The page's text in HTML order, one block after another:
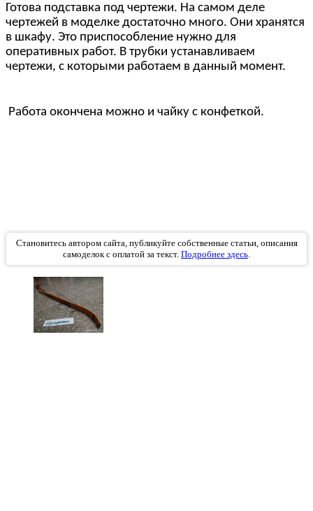
Готова подставка под чертежи. На самом деле
чертежей в моделке достаточно много. Они хранятся
в шкафу. Это приспособление нужно для
оперативных работ. В трубки устанавливаем
чертежи, с которыми работаем в данный момент.
Работа окончена можно и чайку с конфеткой.
Становитесь автором сайта, публикуйте собственные статьи, описания
самоделок с оплатой за текст. Подробнее здесь.